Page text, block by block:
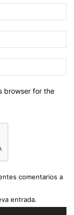
browser for the
comentarios a
entrada.